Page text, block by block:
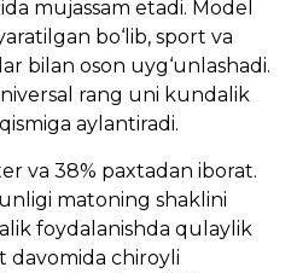
mujassam etadi. Model
bo‘lib, sport va
bilan oson uyg‘unlashadi.
rang uni kundalik
aylantiradi.
va 38% paxtadan iborat.
matoning shaklini
foydalanishda qulaylik
davomida chiroyli